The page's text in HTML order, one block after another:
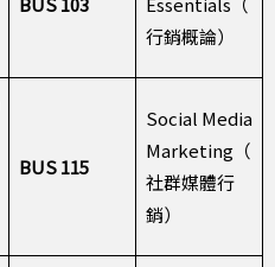
行銷概論）
BUS 115
Social Media
Marketing（
社群媒體行
銷）